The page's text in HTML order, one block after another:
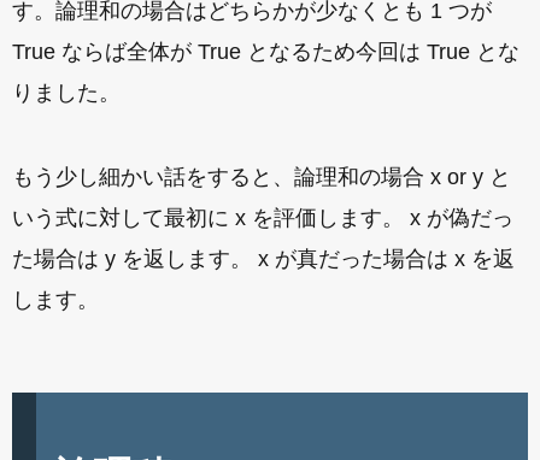
す。論理和の場合はどちらかが少なくとも 1 つが
True ならば全体が True となるため今回は True とな
りました。
もう少し細かい話をすると、論理和の場合 x or y と
いう式に対して最初に x を評価します。 x が偽だっ
た場合は y を返します。 x が真だった場合は x を返
します。